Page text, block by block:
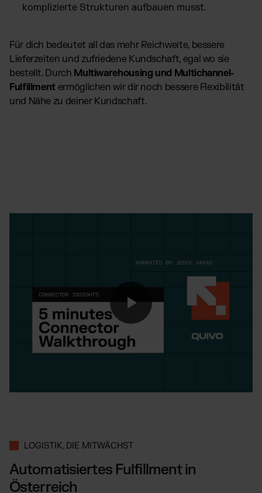
komplizierte Strukturen aufbauen musst.
Für dich bedeutet all das mehr Reichweite, bessere
Lieferzeiten und zufriedene Kundschaft, egal wo sie
bestellt. Durch Multiwarehousing und Multichannel-
Fulfillment ermöglichen wir dir noch bessere Flexibilität
und Nähe zu deiner Kundschaft.
LOGISTIK, DIE MITWÄCHST
Automatisiertes Fulfillment in
Österreich